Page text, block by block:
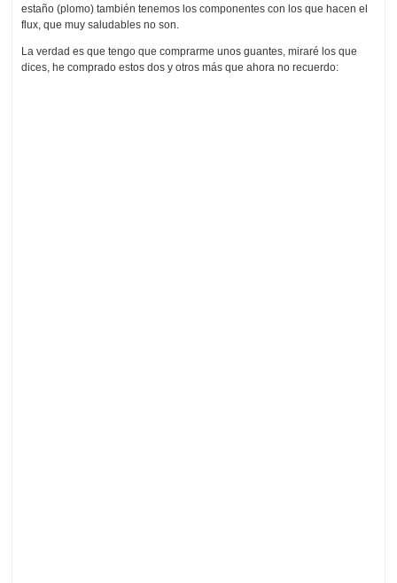
estaño (plomo) también tenemos los componentes con los que hacen el
flux, que muy saludables no son.
La verdad es que tengo que comprarme unos guantes, miraré los que
dices, he comprado estos dos y otros más que ahora no recuerdo: